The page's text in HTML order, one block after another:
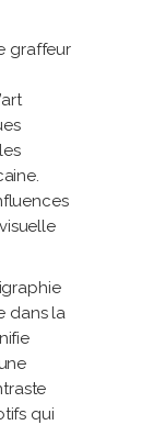
graffeur
dans la
qui